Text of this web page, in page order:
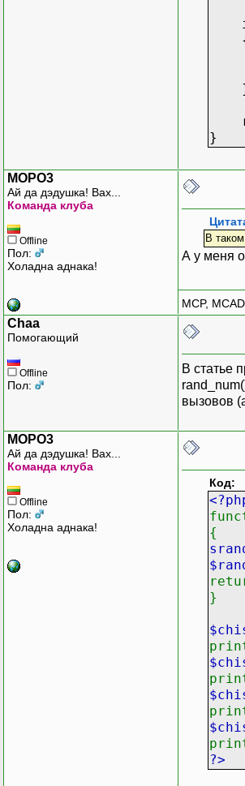
if
}
MOPO3
Ай да дэдушка! Вах...
Команда клуба
Offline
Пол:
Холадна аднака!
В
А у меня
MCP,
Chaa
Помогающий
Offline
Пол:
В статье
вызовов
MOPO3
Ай да дэдушка! Вах...
Команда клуба
Offline
Пол:
Холадна аднака!
Код:
{
}
?>